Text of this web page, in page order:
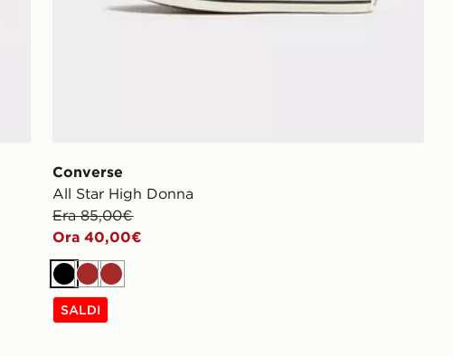
Converse
All Star High Donna
Era 85,00€
Ora 40,00€
NeroMarroneMarrone
SALDI